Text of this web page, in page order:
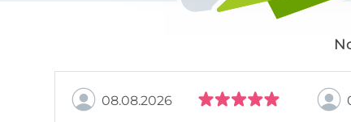
08.08.2026